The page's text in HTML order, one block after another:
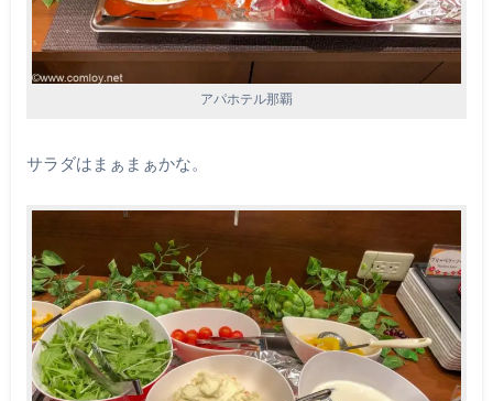
アパホテル那覇
サラダはまぁまぁかな。